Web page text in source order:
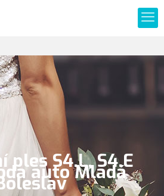
S4.L, S4.E
auto Mladá